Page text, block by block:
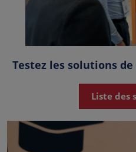
Testez les solutions
Liste des